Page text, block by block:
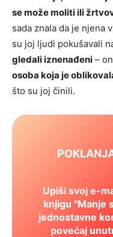
se može moliti ili
sada znala da je njena
su joj ljudi pokušavali
gledali iznenađeni –
osoba koja je
što su joj činili.
Upiši svoj e-
knjigu "Manje
jednostavne
povećaj